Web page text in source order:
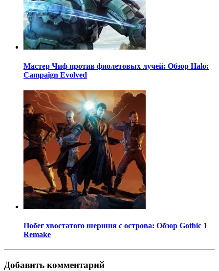
Мастер Чиф против фиолетовых лучей: Обзор Halo:
Campaign Evolved
Побег хвостатого шершня с острова: Обзор Gothic 1
Remake
Добавить комментарий